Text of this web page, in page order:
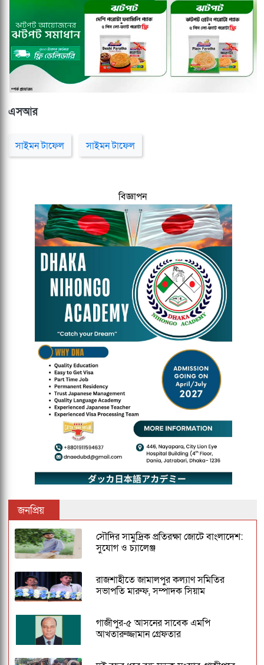
এসআর
সাইমন টাফেল সাইমন টাফেল
বিজ্ঞাপন
জনপ্রিয়
সৌদির সামুদ্রিক প্রতিরক্ষা জোটে বাংলাদেশ:
সুযোগ ও চ্যালেঞ্জ
রাজশাহীতে জামালপুর কল্যাণ সমিতির
সভাপতি মারুফ, সম্পাদক সিয়াম
গাজীপুর-৫ আসনের সাবেক এমপি
আখতারুজ্জামান গ্রেফতার